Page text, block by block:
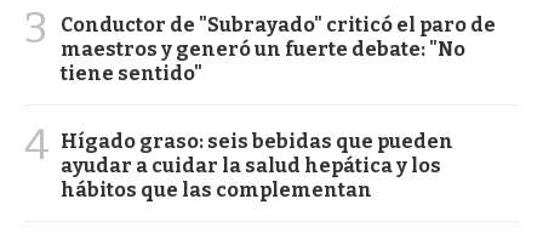
3
Conductor de "Subrayado" criticó el paro de
maestros y generó un fuerte debate: "No
tiene sentido"
4 Hígado graso: seis bebidas que pueden
ayudar a cuidar la salud hepática y los
hábitos que las complementan